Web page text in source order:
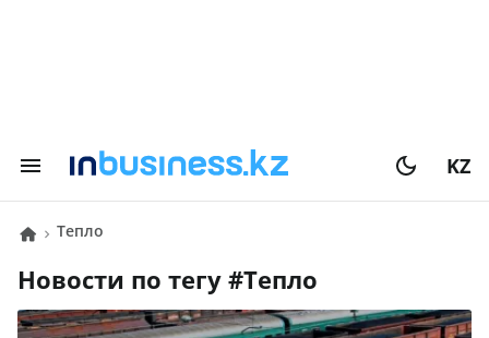
KZ
Тепло
Новости по тегу # Тепло